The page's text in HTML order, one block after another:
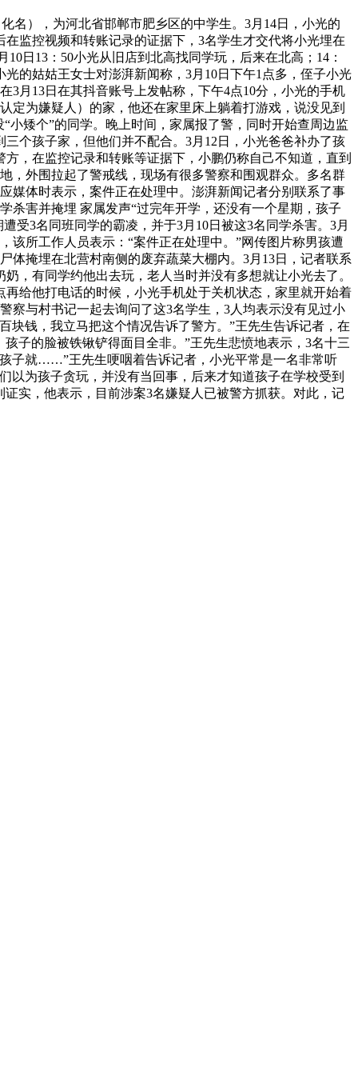
名），为河北省邯郸市肥乡区的中学生。3月14日，小光的
监控视频和转账记录的证据下，3名学生才交代将小光埋在
日13：50小光从旧店到北高找同学玩，后来在北高；14：
的姑姑王女士对澎湃新闻称，3月10日下午1点多，侄子小光
月13日在其抖音账号上发帖称，下午4点10分，小光的手机
定为嫌疑人）的家，他还在家里床上躺着打游戏，说没见到
小矮个”的同学。晚上时间，家属报了警，同时开始查周边监
个孩子家，但他们并不配合。3月12日，小光爸爸补办了孩
，在监控记录和转账等证据下，小鹏仍称自己不知道，直到
，外围拉起了警戒线，现场有很多警察和围观群众。多名群
媒体时表示，案件正在处理中。澎湃新闻记者分别联系了事
杀害并掩埋 家属发声“过完年开学，还没有一个星期，孩子
3名同班同学的霸凌，并于3月10日被这3名同学杀害。3月
该所工作人员表示：“案件正在处理中。”网传图片称男孩遭
体掩埋在北营村南侧的废弃蔬菜大棚内。3月13日，记者联系
，有同学约他出去玩，老人当时并没有多想就让小光去了。
给他打电话的时候，小光手机处于关机状态，家里就开始着
察与村书记一起去询问了这3名学生，3人均表示没有见过小
块钱，我立马把这个情况告诉了警方。”王先生告诉记者，在
子的脸被铁锹铲得面目全非。”王先生悲愤地表示，3名十三
子就……”王先生哽咽着告诉记者，小光平常是一名非常听
以为孩子贪玩，并没有当回事，后来才知道孩子在学校受到
实，他表示，目前涉案3名嫌疑人已被警方抓获。对此，记